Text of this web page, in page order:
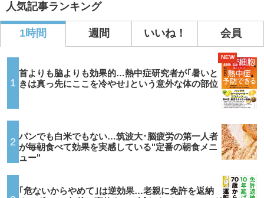
人気記事ランキング
1時間 週間 いいね！ 会員
1
首よりも脇よりも効果的…熱中症研究者が｢暑いと
きは真っ先にここを冷やせ｣という意外な体の部位
NEW
2 パンでも白米でもない…筑波大･脳疲労の第一人者
が毎朝食べて効果を実感している"定番の朝食メニ
ュー"
｢危ないからやめて｣は逆効果…老親に免許を返納